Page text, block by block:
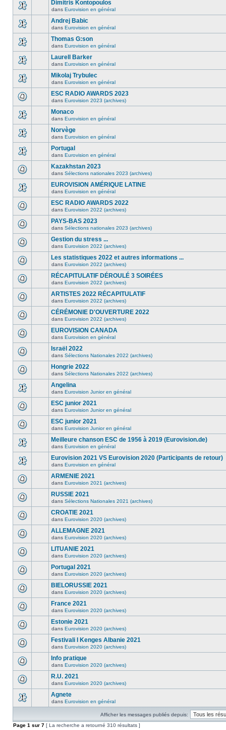
Dimitris Kontopoulos
dans Eurovision en général
Andrej Babic
dans Eurovision en général
Thomas G:son
dans Eurovision en général
Laurell Barker
dans Eurovision en général
Mikolaj Trybulec
dans Eurovision en général
ESC RADIO AWARDS 2023
dans Eurovision 2023 (archives)
Monaco
dans Eurovision en général
Norvège
dans Eurovision en général
Portugal
dans Eurovision en général
Kazakhstan 2023
dans Sélections nationales 2023 (archives)
EUROVISION AMÉRIQUE LATINE
dans Eurovision en général
ESC RADIO AWARDS 2022
dans Eurovision 2022 (archives)
PAYS-BAS 2023
dans Sélections nationales 2023 (archives)
Gestion du stress ...
dans Eurovision 2022 (archives)
Les statistiques 2022 et autres informations ...
dans Eurovision 2022 (archives)
RÉCAPITULATIF DÉROULÉ 3 SOIRÉES
dans Eurovision 2022 (archives)
ARTISTES 2022 RÉCAPITULATIF
dans Eurovision 2022 (archives)
CÉRÉMONIE D'OUVERTURE 2022
dans Eurovision 2022 (archives)
EUROVISION CANADA
dans Eurovision en général
Israël 2022
dans Sélections Nationales 2022 (archives)
Hongrie 2022
dans Sélections Nationales 2022 (archives)
Angelina
dans Eurovision Junior en général
ESC junior 2021
dans Eurovision Junior en général
ESC junior 2021
dans Eurovision Junior en général
Meilleure chanson ESC de 1956 à 2019 (Eurovision.de)
dans Eurovision en général
Eurovision 2021 VS Eurovision 2020 (Participants de retour)
dans Eurovision en général
ARMENIE 2021
dans Eurovision 2021 (archives)
RUSSIE 2021
dans Sélections Nationales 2021 (archives)
CROATIE 2021
dans Eurovision 2020 (archives)
ALLEMAGNE 2021
dans Eurovision 2020 (archives)
LITUANIE 2021
dans Eurovision 2020 (archives)
Portugal 2021
dans Eurovision 2020 (archives)
BIELORUSSIE 2021
dans Eurovision 2020 (archives)
France 2021
dans Eurovision 2020 (archives)
Estonie 2021
dans Eurovision 2020 (archives)
Festivali I Kenges Albanie 2021
dans Eurovision 2020 (archives)
Info pratique
dans Eurovision 2020 (archives)
R.U. 2021
dans Eurovision 2020 (archives)
Agnete
dans Eurovision en général
Afficher les messages publiés depuis:
Page 1 sur 7 [ La recherche a retourné 310 résultats ]